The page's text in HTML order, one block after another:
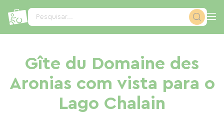
Pesquisar...
Gîte du Domaine des
Aronias com vista para o
Lago Chalain
Painel de Gerenciamento de Cookies